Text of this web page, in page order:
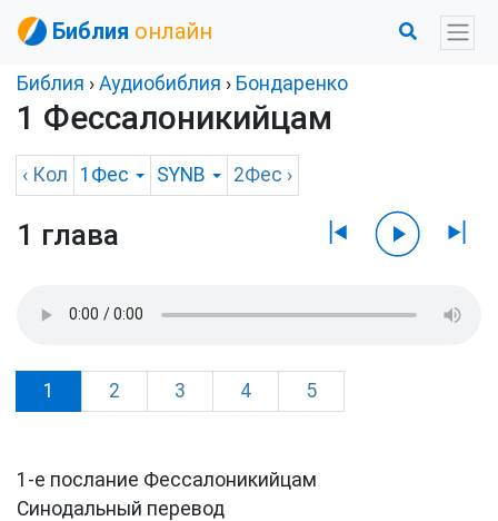
Библия онлайн
Библия › Аудиобиблия › Бондаренко
1 Фессалоникийцам
‹ Кол 1Фес SYNB 2Фес ›
1 глава
1 2 3 4 5
1-е послание Фессалоникийцам
Синодальный перевод